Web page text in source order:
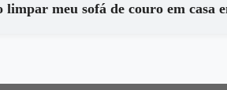
limpar meu sofá de couro em casa